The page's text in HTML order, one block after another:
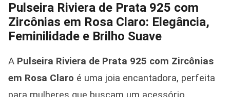
Pulseira Riviera de Prata 925 com
Zircônias em Rosa Claro: Elegância,
Feminilidade e Brilho Suave
A Pulseira Riviera de Prata 925 com Zircônias
em Rosa Claro é uma joia encantadora, perfeita